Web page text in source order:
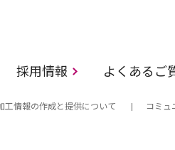
採用情報 よくあるご
工情報の作成と提供について コミュ